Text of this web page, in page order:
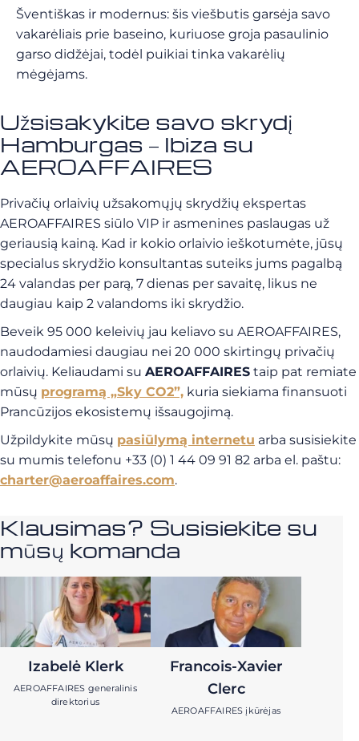
Šventiškas ir modernus: šis viešbutis garsėja savo
vakarėliais prie baseino, kuriuose groja pasaulinio
garso didžėjai, todėl puikiai tinka vakarėlių
mėgėjams.
Užsisakykite savo skrydį
Hamburgas – Ibiza su
AEROAFFAIRES
Privačių orlaivių užsakomųjų skrydžių ekspertas
AEROAFFAIRES siūlo VIP ir asmenines paslaugas už
geriausią kainą. Kad ir kokio orlaivio ieškotumėte, jūsų
specialus skrydžio konsultantas suteiks jums pagalbą
24 valandas per parą, 7 dienas per savaitę, likus ne
daugiau kaip 2 valandoms iki skrydžio.
Beveik 95 000 keleivių jau keliavo su AEROAFFAIRES,
naudodamiesi daugiau nei 20 000 skirtingų privačių
orlaivių. Keliaudami su AEROAFFAIRES taip pat remiate
mūsų programą „Sky CO2”, kuria siekiama finansuoti
Prancūzijos ekosistemų išsaugojimą.
Užpildykite mūsų pasiūlymą internetu arba susisiekite
su mumis telefonu +33 (0) 1 44 09 91 82 arba el. paštu:
charter@aeroaffaires.com.
Klausimas? Susisiekite su
mūsų komanda
Izabelė Klerk
AEROAFFAIRES generalinis
direktorius
Francois-Xavier
Clerc
AEROAFFAIRES įkūrėjas